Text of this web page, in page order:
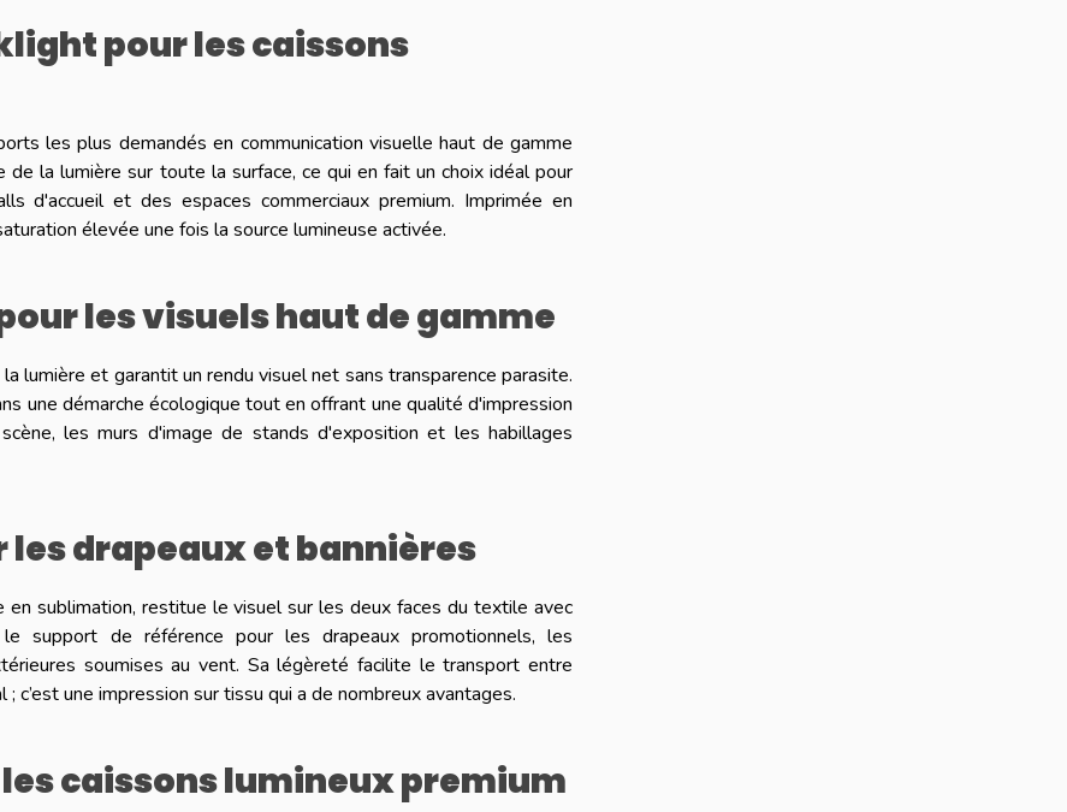
pour les caissons
les plus demandés en communication visuelle haut de gamme
la lumière sur toute la surface, ce qui en fait un choix idéal pour
d'accueil et des espaces commerciaux premium. Imprimée en
élevée une fois la source lumineuse activée.
les visuels haut de gamme
lumière et garantit un rendu visuel net sans transparence parasite.
une démarche écologique tout en offrant une qualité d'impression
les murs d'image de stands d'exposition et les habillages
les drapeaux et bannières
sublimation, restitue le visuel sur les deux faces du textile avec
support de référence pour les drapeaux promotionnels, les
soumises au vent. Sa légèreté facilite le transport entre
une impression sur tissu qui a de nombreux avantages.
caissons lumineux premium